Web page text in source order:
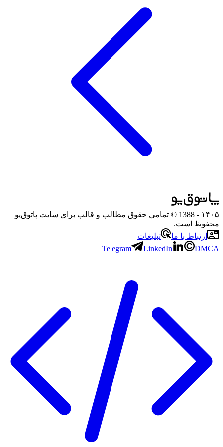
۱۴۰۵
- 1388 © تمامی حقوق مطالب و قالب برای سایت پاتوق‌یو
محفوظ است.
ارتباط با ما
تبلیغات
Telegram
LinkedIn DMCA